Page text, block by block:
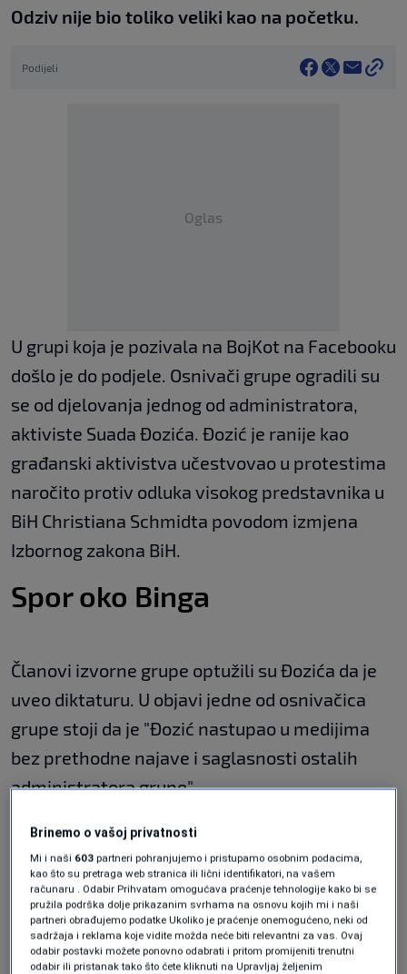
Odziv nije bio toliko veliki kao na početku.
Podijeli
Oglas
U grupi koja je pozivala na BojKot na Facebooku
došlo je do podjele. Osnivači grupe ogradili su
se od djelovanja jednog od administratora,
aktiviste Suada Đozića. Đozić je ranije kao
građanski aktivistva učestvovao u protestima
naročito protiv odluka visokog predstavnika u
BiH Christiana Schmidta povodom izmjena
Izbornog zakona BiH.
Spor oko Binga
Članovi izvorne grupe optužili su Đozića da je
uveo diktaturu. U objavi jedne od osnivačica
grupe stoji da je "Đozić nastupao u medijima
bez prethodne najave i saglasnosti ostalih
administratora grupe".
"Odlazio je na sastanke sa nepoznatim
ljudima čije sadržaje mi i danas ne znamo.
Samovoljno je u grupi brisao članove,
dodavao i uklanjao administratore i vrijeđao
ostale administratore i moderatore na svako
Brinemo o vašoj privatnosti
Mi i naši 603 partneri pohranjujemo i pristupamo osobnim podacima,
kao što su pretraga web stranica ili lični identifikatori, na vašem
računaru . Odabir Prihvatam omogućava praćenje tehnologije kako bi se
pružila podrška dolje prikazanim svrhama na osnovu kojih mi i naši
partneri obrađujemo podatke Ukoliko je praćenje onemogućeno, neki od
sadržaja i reklama koje vidite možda neće biti relevantni za vas. Ovaj
odabir postavki možete ponovno odabrati i pritom promijeniti trenutni
odabir ili pristanak tako što ćete kliknuti na Upravljaj željenim